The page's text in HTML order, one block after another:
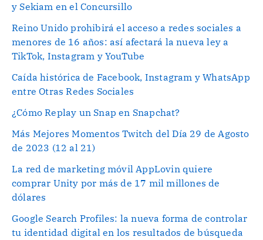
y Sekiam en el Concursillo
Reino Unido prohibirá el acceso a redes sociales a
menores de 16 años: así afectará la nueva ley a
TikTok, Instagram y YouTube
Caída histórica de Facebook, Instagram y WhatsApp
entre Otras Redes Sociales
¿Cómo Replay un Snap en Snapchat?
Más Mejores Momentos Twitch del Día 29 de Agosto
de 2023 (12 al 21)
La red de marketing móvil AppLovin quiere
comprar Unity por más de 17 mil millones de
dólares
Google Search Profiles: la nueva forma de controlar
tu identidad digital en los resultados de búsqueda